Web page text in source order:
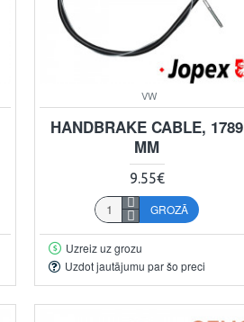
VW
HANDBRAKE CABLE, 1789
MM
9.55€
GROZĀ
Uzreiz uz grozu
Uzdot jautājumu par šo preci